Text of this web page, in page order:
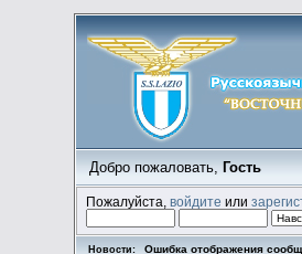
Добро пожаловать, Гость
Пожалуйста,войдите или
Новости: Ошибка отображения